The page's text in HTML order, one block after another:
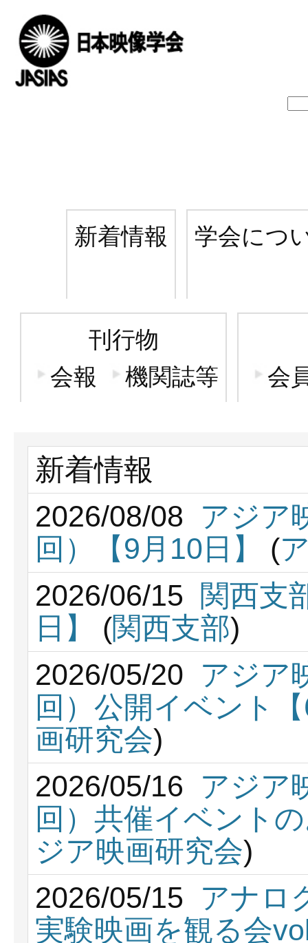
新着情報 学会につ
刊行物
会報
機関誌等 会
新着情報
2026/08/08
アジア
回）【9月10日】
(
2026/06/15
関西支
日】
(関西支部)
2026/05/20
アジア
回）公開イベント
画研究会)
2026/05/16
アジア
回）共催イベント
ジア映画研究会)
2026/05/15
アナロ
実験映画を観る会